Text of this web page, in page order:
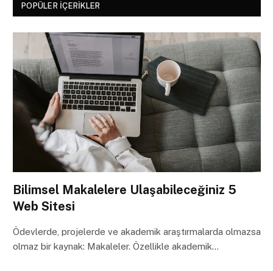
POPÜLER İÇERIKLER
Bilimsel Makalelere Ulaşabileceğiniz 5
Web Sitesi
Ödevlerde, projelerde ve akademik araştırmalarda olmazsa
olmaz bir kaynak: Makaleler. Özellikle akademik…